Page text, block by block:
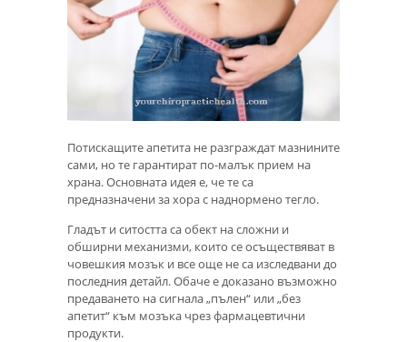
Потискащите апетита не разграждат мазнините
сами, но те гарантират по-малък прием на
храна. Основната идея е, че те са
предназначени за хора с наднормено тегло.
Гладът и ситостта са обект на сложни и
обширни механизми, които се осъществяват в
човешкия мозък и все още не са изследвани до
последния детайл. Обаче е доказано възможно
предаването на сигнала „пълен“ или „без
апетит“ към мозъка чрез фармацевтични
продукти.